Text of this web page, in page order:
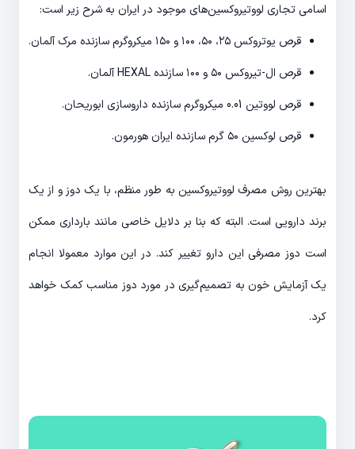
اسامی تجاری لووتیروکسین‌های موجود در ایران به شرح زیر است:
قرص یوتروکس ۲۵، ۵۰، ۱۰۰ و ۱۵۰ میکروگرم سازنده مرک آلمان.
قرص ال-تیروکس ۵۰ و ۱۰۰ سازنده HEXAL آلمان.
قرص لووتین 0.01 میکروگرم سازنده داروسازی ابوریحان.
قرص لوکسین ۵۰ گرم سازنده ایران هورمون.
بهترین روش مصرف لووتیروکسین به طور منظم، با یک دوز و از یک
برند دارویی است. البته که بنا بر دلایل خاصی مانند بارداری ممکن
است دوز مصرفی این دارو تغییر کند. در این موارد معمولا انجام
یک آزمایش خون به تصمیم‌گیری در مورد دوز مناسب کمک خواهد
کرد.